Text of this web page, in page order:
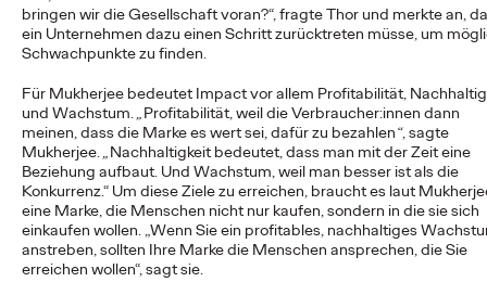
bringen wir die Gesellschaft voran?“, fragte Thor und merkte an,
ein Unternehmen dazu einen Schritt zurücktreten müsse, um
Schwachpunkte zu finden.
Für Mukherjee bedeutet Impact vor allem Profitabilität,
und Wachstum.„Profitabilität, weil die Verbraucher:innen dann
meinen, dass die Marke es wert sei, dafür zu bezahlen“, sagte
Mukherjee.„Nachhaltigkeit bedeutet, dass man mit der Zeit eine
Beziehung aufbaut. Und Wachstum, weil man besser ist als die
Konkurrenz.“ Um diese Ziele zu erreichen, braucht es laut
eine Marke, die Menschen nicht nur kaufen, sondern in die sie sich
einkaufen wollen.„Wenn Sie ein profitables, nachhaltiges
anstreben, sollten Ihre Marke die Menschen ansprechen, die Sie
erreichen wollen“, sagt sie.
Realität: Schwäbisch
Hall setzt
#MakeItReal-
Kampagne mit Ogilvy
und Social.Lab fort
Carsten Becker 15/06/2026